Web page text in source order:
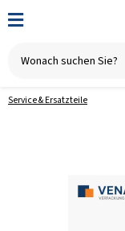
Service & Ersatzteile